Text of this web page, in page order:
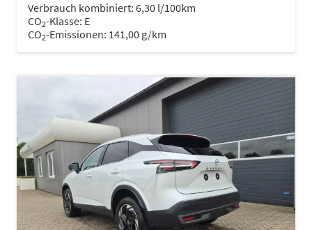
Verbrauch kombiniert: 6,30 l/100km
CO2-Klasse: E
CO2-Emissionen: 141,00 g/km